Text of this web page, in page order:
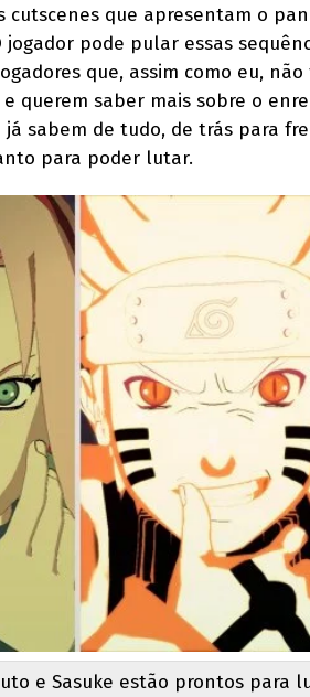
cutscenes que apresentam o
jogador pode pular essas
que, assim como eu,
querem saber mais sobre o
sabem de tudo, de trás para
para poder lutar.
e Sasuke estão prontos para